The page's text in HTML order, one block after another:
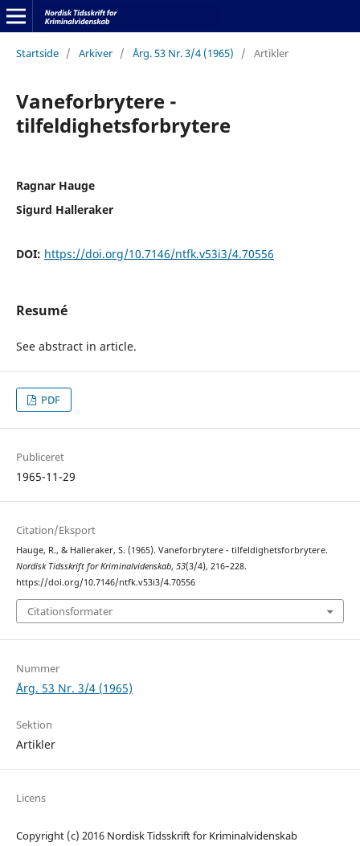
Startside / Arkiver / Årg. 53 Nr. 3/4 (1965) / Artikler
Vaneforbrytere -
tilfeldighetsforbrytere
Ragnar Hauge
Sigurd Halleraker
DOI: https://doi.org/10.7146/ntfk.v53i3/4.70556
Resumé
See abstract in article.
PDF
Publiceret
1965-11-29
Citation/Eksport
Hauge, R., & Halleraker, S. (1965). Vaneforbrytere - tilfeldighetsforbrytere.
Nordisk Tidsskrift for Kriminalvidenskab, 53(3/4), 216–228.
https://doi.org/10.7146/ntfk.v53i3/4.70556
Citationsformater
Nummer
Årg. 53 Nr. 3/4 (1965)
Sektion
Artikler
Licens
Copyright (c) 2016 Nordisk Tidsskrift for Kriminalvidenskab